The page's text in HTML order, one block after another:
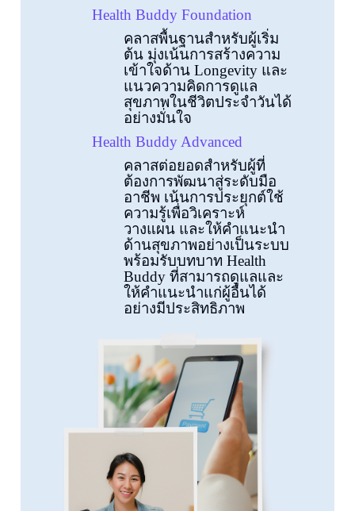
Health Buddy Foundation
คลาสพื้นฐานสำหรับผู้เริ่ม
ต้น มุ่งเน้นการสร้างความ
เข้าใจด้าน Longevity และ
แนวความคิดการดูแล
สุขภาพในชีวิตประจำวันได้
อย่างมั่นใจ
Health Buddy Advanced
คลาสต่อยอดสำหรับผู้ที่
ต้องการพัฒนาสู่ระดับมือ
อาชีพ เน้นการประยุกต์ใช้
ความรู้เพื่อวิเคราะห์
วางแผน และให้คำแนะนำ
ด้านสุขภาพอย่างเป็นระบบ
พร้อมรับบทบาท Health
Buddy ที่สามารถดูแลและ
ให้คำแนะนำแก่ผู้อื่นได้
อย่างมีประสิทธิภาพ